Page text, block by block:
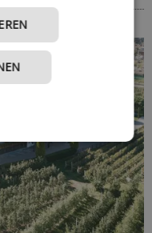
TOPHOTEL